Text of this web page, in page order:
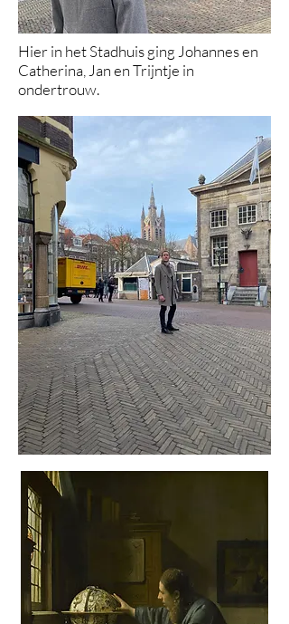
Hier in het Stadhuis ging Johannes en
Catherina, Jan en Trijntje in
ondertrouw.